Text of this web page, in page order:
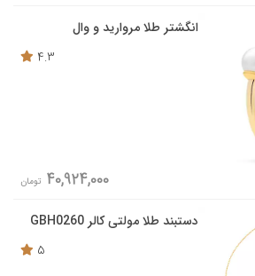
انگشتر طلا مروارید و وال
4.3
40,924,000 تومان
دستبند طلا مولتی کالر GBH0260
5